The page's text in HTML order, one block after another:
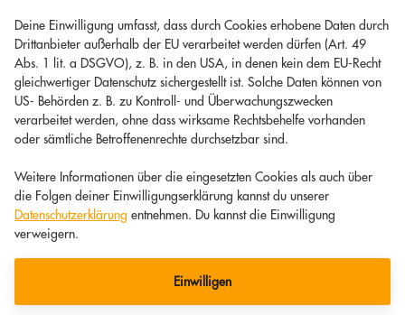
Deine Einwilligung umfasst, dass durch Cookies erhobene Daten durch
Drittanbieter außerhalb der EU verarbeitet werden dürfen (Art. 49
Abs. 1 lit. a DSGVO), z. B. in den USA, in denen kein dem EU-Recht
gleichwertiger Datenschutz sichergestellt ist. Solche Daten können von
US- Behörden z. B. zu Kontroll- und Überwachungszwecken
verarbeitet werden, ohne dass wirksame Rechtsbehelfe vorhanden
oder sämtliche Betroffenenrechte durchsetzbar sind.
Weitere Informationen über die eingesetzten Cookies als auch über
die Folgen deiner Einwilligungserklärung kannst du unserer
Datenschutzerklärung entnehmen. Du kannst die Einwilligung
verweigern.
Einwilligen